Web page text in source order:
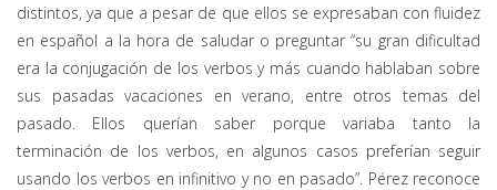
distintos, ya que a pesar de que ellos se expresaban con fluidez
en español a la hora de saludar o preguntar “su gran dificultad
era la conjugación de los verbos y más cuando hablaban sobre
sus pasadas vacaciones en verano, entre otros temas del
pasado. Ellos querían saber porque variaba tanto la
terminación de los verbos, en algunos casos preferían seguir
usando los verbos en infinitivo y no en pasado”. Pérez reconoce